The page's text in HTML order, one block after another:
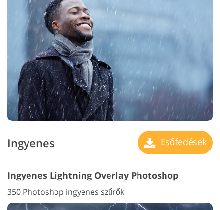
Ingyenes Esőfedések
Ingyenes Lightning Overlay Photoshop
350 Photoshop ingyenes szűrők